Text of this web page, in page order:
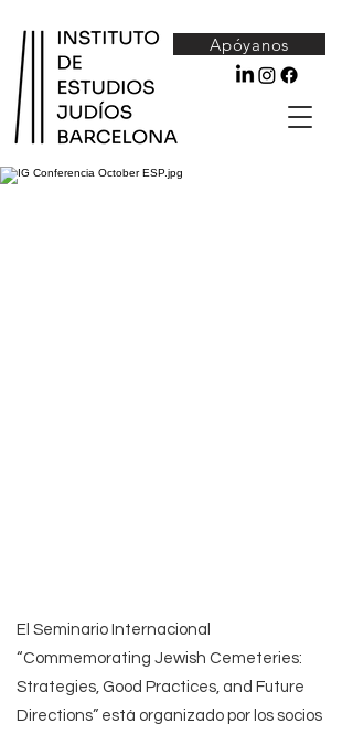
Apóyanos
El Seminario Internacional
“Commemorating Jewish Cemeteries:
Strategies, Good Practices, and Future
Directions” está organizado por los socios